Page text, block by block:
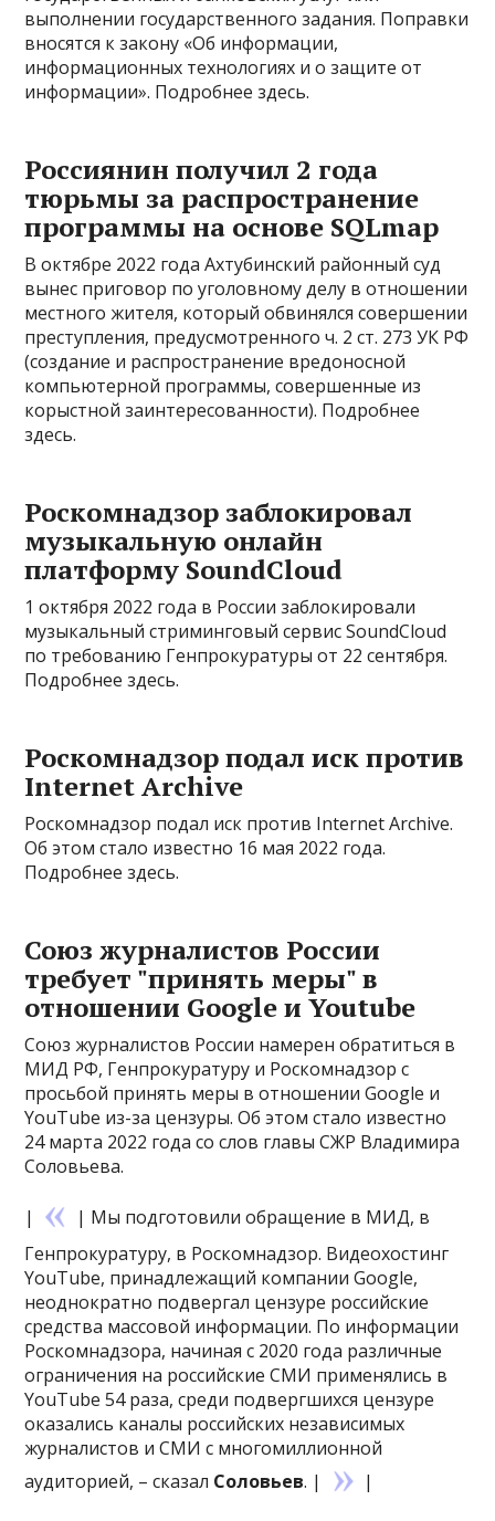
выполнении государственного задания. Поправки
вносятся к закону «Об информации,
информационных технологиях и о защите от
информации». Подробнее здесь.
Россиянин получил 2 года
тюрьмы за распространение
программы на основе SQLmap
В октябре 2022 года Ахтубинский районный суд
вынес приговор по уголовному делу в отношении
местного жителя, который обвинялся совершении
преступления, предусмотренного ч. 2 ст. 273 УК РФ
(создание и распространение вредоносной
компьютерной программы, совершенные из
корыстной заинтересованности). Подробнее
здесь.
Роскомнадзор заблокировал
музыкальную онлайн
платформу SoundCloud
1 октября 2022 года в России заблокировали
музыкальный стриминговый сервис SoundCloud
по требованию Генпрокуратуры от 22 сентября.
Подробнее здесь.
Роскомнадзор подал иск против
Internet Archive
Роскомнадзор подал иск против Internet Archive.
Об этом стало известно 16 мая 2022 года.
Подробнее здесь.
Союз журналистов России
требует "принять меры" в
отношении Google и Youtube
Союз журналистов России намерен обратиться в
МИД РФ, Генпрокуратуру и Роскомнадзор с
просьбой принять меры в отношении Google и
YouTube из-за цензуры. Об этом стало известно
24 марта 2022 года со слов главы СЖР Владимира
Соловьева.
|
| Мы подготовили обращение в МИД, в
Генпрокуратуру, в Роскомнадзор. Видеохостинг
YouTube, принадлежащий компании Google,
неоднократно подвергал цензуре российские
средства массовой информации. По информации
Роскомнадзора, начиная с 2020 года различные
ограничения на российские СМИ применялись в
YouTube 54 раза, среди подвергшихся цензуре
оказались каналы российских независимых
журналистов и СМИ с многомиллионной
аудиторией, – сказал Соловьев. | |